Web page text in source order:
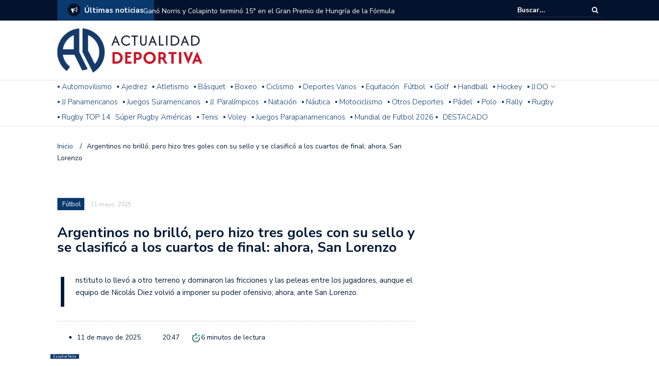
Últimas noticiasGanó Norris y Colapinto terminó 15° en el Gran Premio de Hungría de la Fórmula
1
El penal de Barracas Central a River que el árbitro y el VAR no cobraron en el
Monumental
Se jugó una nueva fecha del Torneo del Interior Copa Zurich
Arrancó el Torneo Clausura: resultados, posiciones y cómo sigue la fecha 1
Franco Colapinto giró sin problemas y terminó 14° la última práctica para el
en la historia grande del club”
Nicolás Otamendi regresa al fútbol argentino después de 16 años: del orgullo
Boca ganó con lo justo ante O’Higgins gracias a la jerarquía de Paredes: una
Simonet
▪ Automovilismo ▪ Ajedrez ▪ Atletismo ▪ Básquet ▪ Boxeo ▪ Ciclismo ▪ Deportes Varios ▪ Equitación Fútbol ▪ Golf ▪ Handball ▪ Hockey ▪ JJ.OO
▪ JJ Panamericanos ▪ Juegos Suramericanos ▪ JJ. Paralímpicos ▪ Natación ▪ Náutica ▪ Motociclismo ▪ Otros Deportes ▪ Pádel ▪ Polo ▪ Rally ▪ Rugby
▪ Rugby TOP 14 Súper Rugby Américas ▪ Tenis ▪ Voley ▪ Juegos Parapanamericanos ▪ Mundial de Futbol 2026 ▪ DESTACADO
Inicio / Argentinos no brilló, pero hizo tres goles con su sello y se clasificó a los cuartos de final: ahora, San
Lorenzo
Fútbol 11 mayo, 2025
Argentinos no brilló, pero hizo tres goles con su sello y
se clasificó a los cuartos de final: ahora, San Lorenzo
I
nstituto lo llevó a otro terreno y dominaron las fricciones y las peleas entre los jugadores, aunque el
equipo de Nicolás Diez volvió a imponer su poder ofensivo; ahora, ante San Lorenzo.
11 de mayo de 2025 20:47 6 minutos de lectura
Escuchar Nota